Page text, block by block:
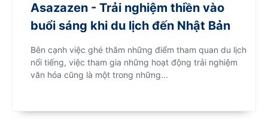
Asazazen - Trải nghiệm thiền vào
buổi sáng khi du lịch đến Nhật Bản
Bên cạnh việc ghé thăm những điểm tham quan du lịch
nổi tiếng, việc tham gia những hoạt động trải nghiệm
văn hóa cũng là một trong những...